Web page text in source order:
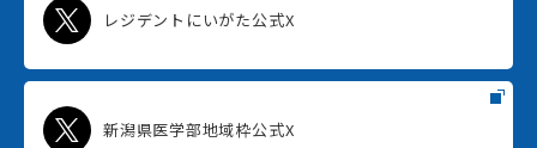
レジデントにいがた公式X
新潟県医学部地域枠公式X